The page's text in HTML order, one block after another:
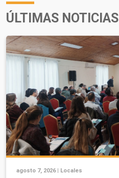
ÚLTIMAS NOTICIAS
agosto 7, 2026 | Locales